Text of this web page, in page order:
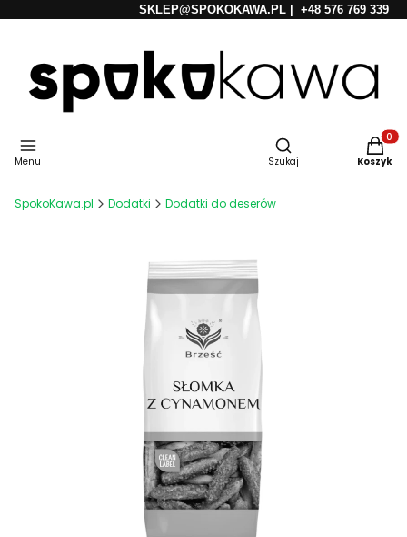
SKLEP@SPOKOKAWA.PL +48 576 769 339
Menu
Otwórz wyszukiwarkę
Szukaj Koszyk
SpokoKawa.pl Dodatki Dodatki do deserów